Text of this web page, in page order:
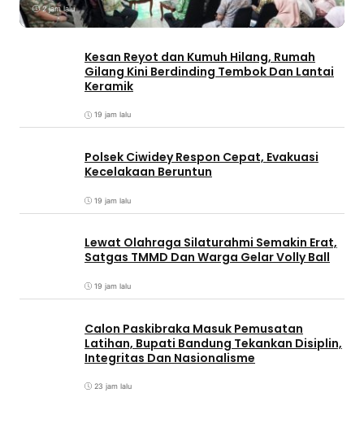
2 jam lalu
Kesan Reyot dan Kumuh Hilang, Rumah
Gilang Kini Berdinding Tembok Dan Lantai
Keramik
19 jam lalu
Polsek Ciwidey Respon Cepat, Evakuasi
Kecelakaan Beruntun
19 jam lalu
Lewat Olahraga Silaturahmi Semakin Erat,
Satgas TMMD Dan Warga Gelar Volly Ball
19 jam lalu
Calon Paskibraka Masuk Pemusatan
Latihan, Bupati Bandung Tekankan Disiplin,
Integritas Dan Nasionalisme
23 jam lalu